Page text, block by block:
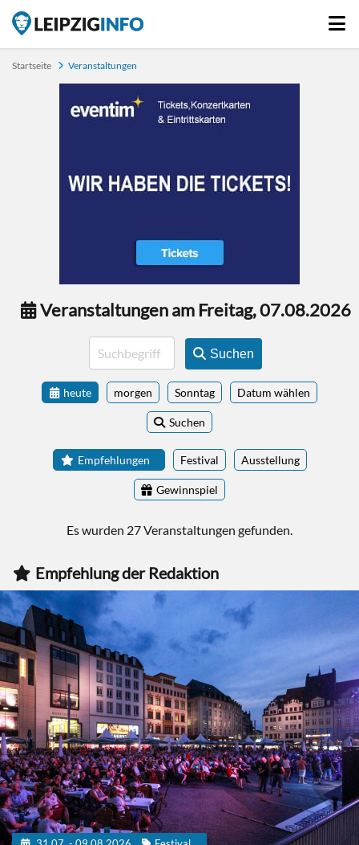
Startseite Veranstaltungen
Veranstaltungen am Freitag, 07.08.2026
Suchen
heute morgen Sonntag Datum wählen
Suchen
Empfehlungen Festival Ausstellung
Gewinnspiel
Es wurden 27 Veranstaltungen gefunden.
Empfehlung der Redaktion